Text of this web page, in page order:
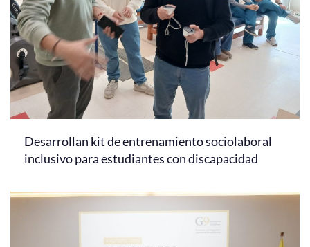
Desarrollan kit de entrenamiento sociolaboral
inclusivo para estudiantes con discapacidad